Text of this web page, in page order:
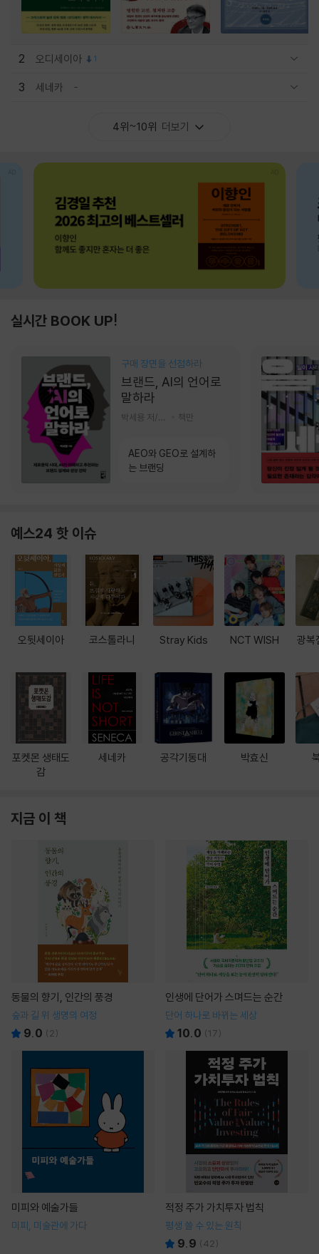
2 오디세이아 1
3 세네카
4위~10위 더보기
실시간 BOOK UP!
구매 장면을 선점하라
브랜드, AI의 언어로
말하라
책만
AEO와 GEO로 설계하
는 브랜딩
예스24 핫 이슈
오뒷세이아
포켓몬 생태도
감
코스톨라니
세네카
Stray Kids
공각기동대
NCT WISH
박효신
광복
지금 이 책
동물의 향기, 인간의 풍경
숲과 길 위 생명의 여정
9.0 ( 2)
인생에 단어가 스며드는 순간
단어 하나로 바뀌는 세상
10.0 (17)
미피와 예술가들
미피, 미술관에 가다
적정 주가 가치투자 법칙
평생 쓸 수 있는 원칙
9.9 (42)